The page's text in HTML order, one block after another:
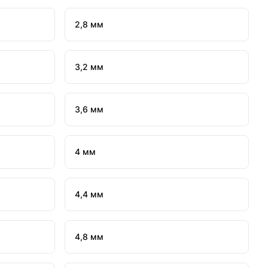
2,8 мм
3,2 мм
3,6 мм
4 мм
4,4 мм
4,8 мм